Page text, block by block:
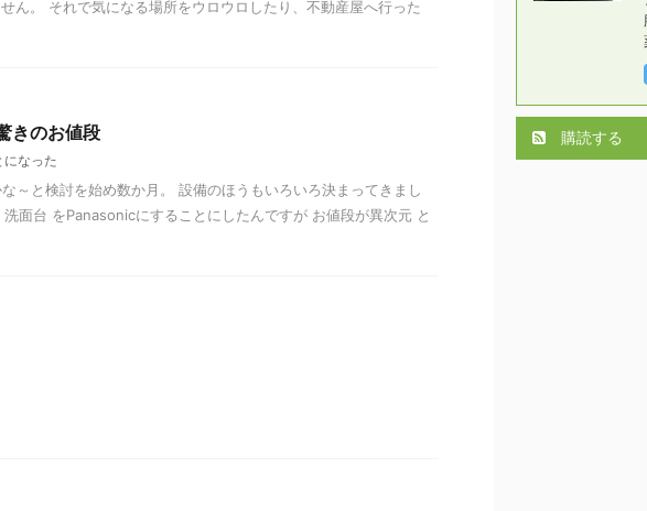
ん。 それで気になる場所をウロウロしたり、不動産屋へ行った
きのお値段
になった
～と検討を始め数か月。 設備のほうもいろいろ決まってきまし
面台 をPanasonicにすることにしたんですが お値段が異次元 と
購読する